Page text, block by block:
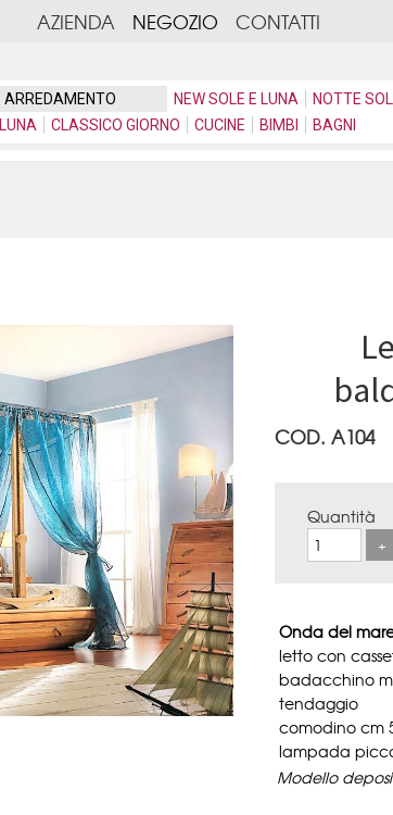
AZIENDA NEGOZIO CONTATTI
ARREDAMENTO NEW SOLE E LUNA NOTTE
LUNA
CLASSICO GIORNO CUCINE BIMBI BAGNI
COD. A104
Quantità
Onda del
letto con
badacchino
tendaggio
comodino cm
lampada
Modello